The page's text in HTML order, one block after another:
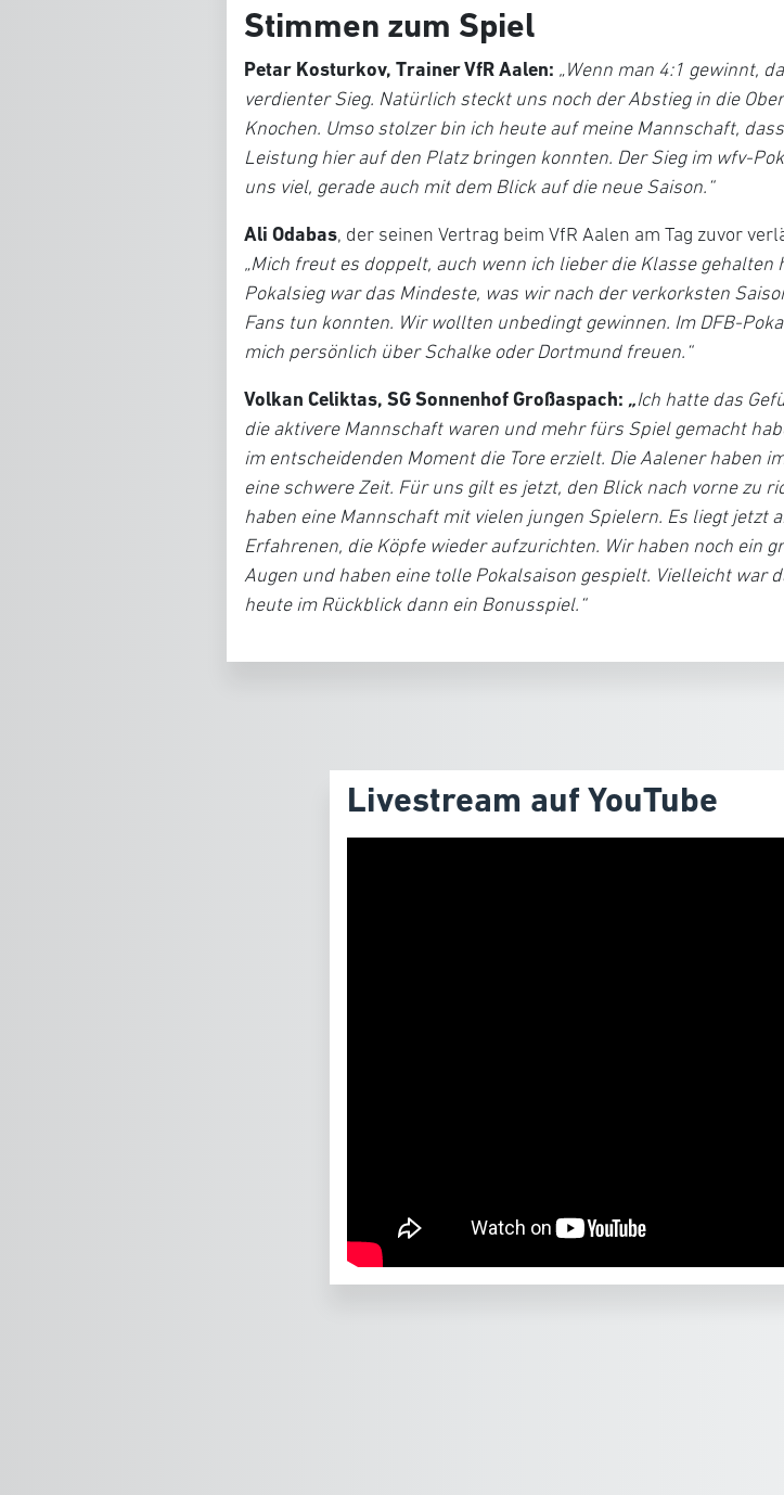
Stimmen zum Spiel
Petar Kosturkov, Trainer VfR Aalen: „Wenn man 4:1 gewinnt,
verdienter Sieg. Natürlich steckt uns noch der Abstieg in die
Knochen. Umso stolzer bin ich heute auf meine Mannschaft,
Leistung hier auf den Platz bringen konnten. Der Sieg im wfv-
uns viel, gerade auch mit dem Blick auf die neue Saison.“
Ali Odabas, der seinen Vertrag beim VfR Aalen am Tag zuvor
„Mich freut es doppelt, auch wenn ich lieber die Klasse gehalten
Pokalsieg war das Mindeste, was wir nach der verkorksten
Fans tun konnten. Wir wollten unbedingt gewinnen. Im DFB-
mich persönlich über Schalke oder Dortmund freuen.“
Volkan Celiktas, SG Sonnenhof Großaspach: „Ich hatte das
die aktivere Mannschaft waren und mehr fürs Spiel gemacht
im entscheidenden Moment die Tore erzielt. Die Aalener haben
eine schwere Zeit. Für uns gilt es jetzt, den Blick nach vorne zu
haben eine Mannschaft mit vielen jungen Spielern. Es liegt jetzt
Erfahrenen, die Köpfe wieder aufzurichten. Wir haben noch ein
Augen und haben eine tolle Pokalsaison gespielt. Vielleicht war
heute im Rückblick dann ein Bonusspiel.“
Livestream auf YouTube